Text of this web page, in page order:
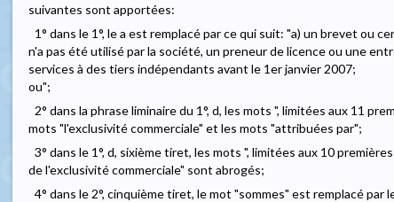
suivantes sont apportées:
1° dans le 1°, le a est remplacé par ce qui suit: "a) un brevet ou
n'a pas été utilisé par la société, un preneur de licence ou une
services à des tiers indépendants avant le 1er janvier 2007;
ou";
2° dans la phrase liminaire du 1°, d, les mots ", limitées aux 11
mots "l'exclusivité commerciale" et les mots "attribuées par";
3° dans le 1°, d, sixième tiret, les mots ", limitées aux 10
de l'exclusivité commerciale" sont abrogés;
4° dans le 2°, cinquième tiret, le mot "sommes" est remplacé par